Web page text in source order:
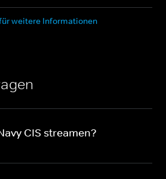
weitere Informationen
CIS streamen?